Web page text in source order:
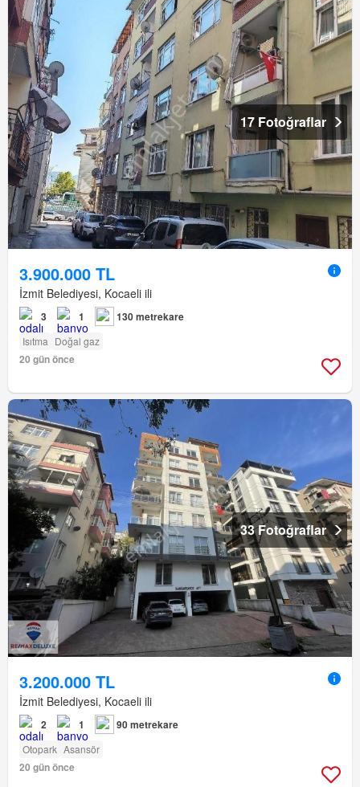
17 Fotoğraflar
3.900.000 TL
İzmit Belediyesi, Kocaeli ili
3 1 130 metrekare
Isıtma Doğal gaz
20 gün önce
33 Fotoğraflar
3.200.000 TL
İzmit Belediyesi, Kocaeli ili
2 1 90 metrekare
Otopark Asansör
20 gün önce